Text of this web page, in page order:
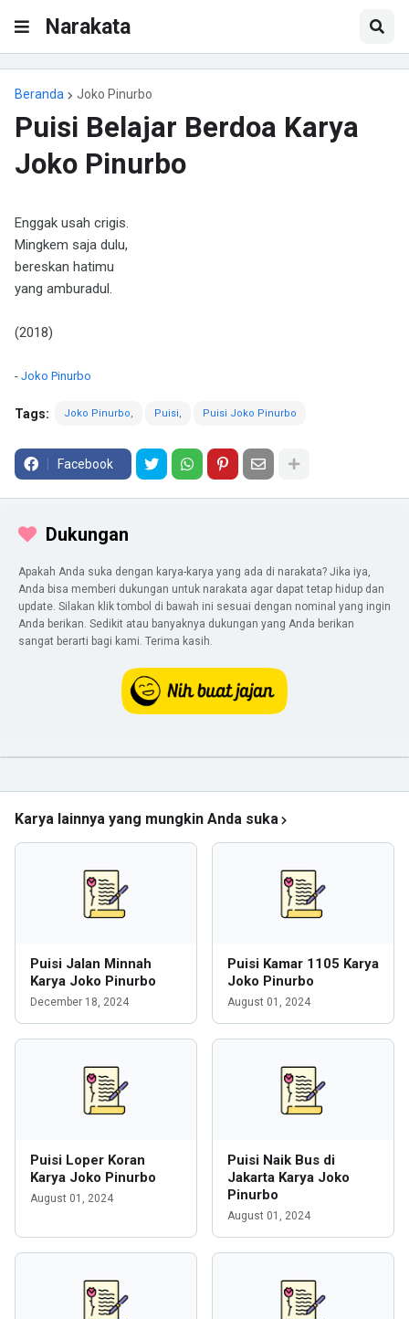
Narakata
Beranda Joko Pinurbo
Puisi Belajar Berdoa Karya
Joko Pinurbo
Enggak usah crigis.
Mingkem saja dulu,
bereskan hatimu
yang amburadul.
(2018)
- Joko Pinurbo
Tags: Joko Pinurbo Puisi Puisi Joko Pinurbo
Facebook
Dukungan
Apakah Anda suka dengan karya-karya yang ada di narakata? Jika iya,
Anda bisa memberi dukungan untuk narakata agar dapat tetap hidup dan
update. Silakan klik tombol di bawah ini sesuai dengan nominal yang ingin
Anda berikan. Sedikit atau banyaknya dukungan yang Anda berikan
sangat berarti bagi kami. Terima kasih.
Karya lainnya yang mungkin Anda suka
Puisi Jalan Minnah
Karya Joko Pinurbo
December 18, 2024
Puisi Kamar 1105 Karya
Joko Pinurbo
August 01, 2024
Puisi Loper Koran
Karya Joko Pinurbo
August 01, 2024
Puisi Naik Bus di
Jakarta Karya Joko
Pinurbo
August 01, 2024